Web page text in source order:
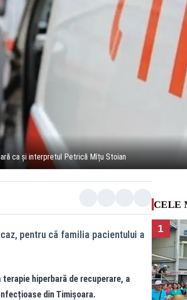
ca și interpretul Petrică Mîțu Stoian
pentru că familia pacientului a
hiperbară de recuperare, a
din Timișoara.
CELE
1